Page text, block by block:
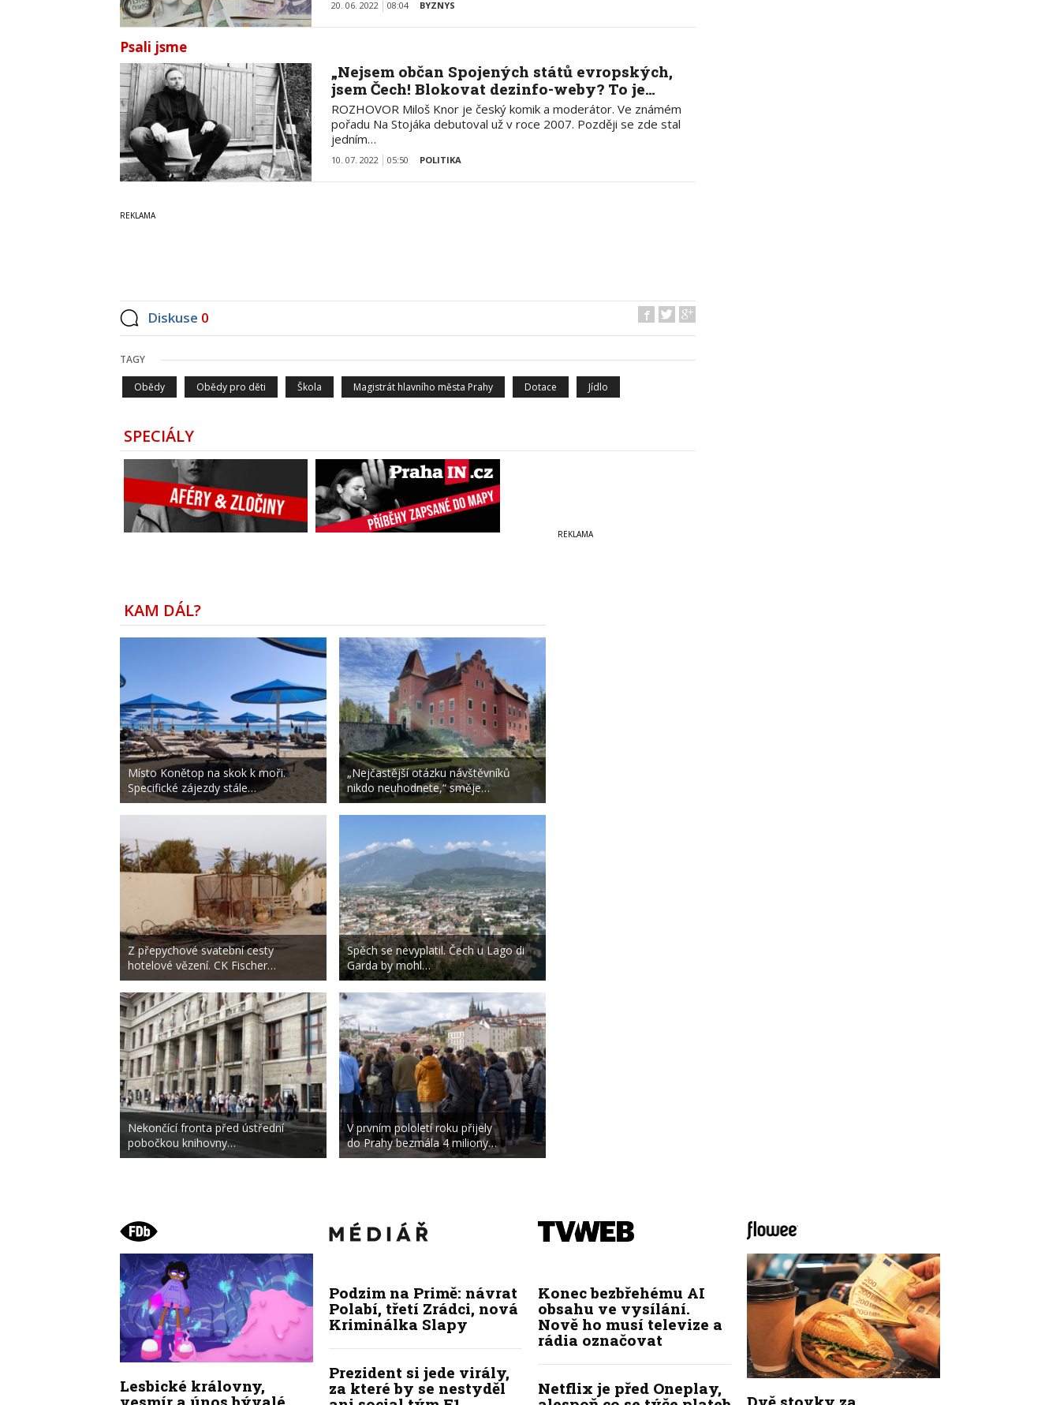
20. 06. 2022 08:04 BYZNYS
Psali jsme
„Nejsem občan Spojených států evropských,
jsem Čech! Blokovat dezinfo-weby? To je…
ROZHOVOR Miloš Knor je český komik a moderátor. Ve známém
pořadu Na Stojáka debutoval už v roce 2007. Později se zde stal
jedním…
10. 07. 2022 05:50 POLITIKA
Diskuse 0
TAGY
Obědy Obědy pro děti Škola Magistrát hlavního města Prahy Dotace Jídlo
SPECIÁLY
KAM DÁL?
Místo Konětop na skok k moři.
Specifické zájezdy stále…
Z přepychové svatební cesty
hotelové vězení. CK Fischer…
Nekončící fronta před ústřední
pobočkou knihovny…
„Nejčastější otázku návštěvníků
nikdo neuhodnete,“ směje…
Spěch se nevyplatil. Čech u Lago di
Garda by mohl…
V prvním pololetí roku přijely
do Prahy bezmála 4 miliony…
Lesbické královny,
Podzim na Primě: návrat
Polabí, třetí Zrádci, nová
Kriminálka Slapy
Prezident si jede virály,
za které by se nestyděl
Konec bezbřehému AI
obsahu ve vysílání.
Nově ho musí televize a
rádia označovat
Netflix je před Oneplay,